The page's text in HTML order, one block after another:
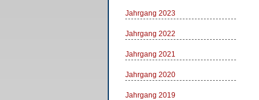
Jahrgang 2023
Jahrgang 2022
Jahrgang 2021
Jahrgang 2020
Jahrgang 2019